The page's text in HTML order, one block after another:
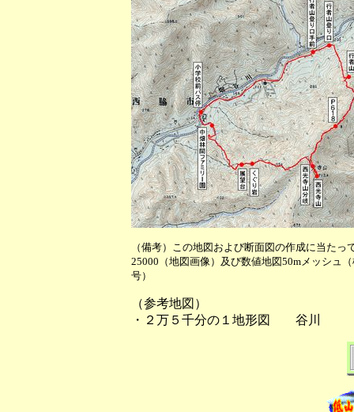
（備考）この地図および断面図の作成に当た
25000（地図画像）及び数値地図50mメッシュ
号）
（参考地図）
・２万５千分の１地形図 谷川